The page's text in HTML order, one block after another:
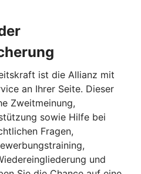
ist die Allianz mit
an Ihrer Seite. Dieser
Zweitmeinung,
sowie Hilfe bei
Fragen,
und